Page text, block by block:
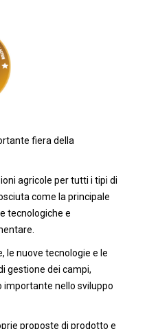
fiera della
agricole per tutti i tipi di
come la principale
tecnologiche e
le nuove tecnologie e le
gestione dei campi,
importante nello sviluppo
proposte di prodotto e